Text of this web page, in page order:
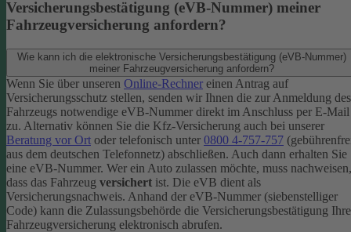
Versicherungsbestätigung (eVB-Nummer) meiner
Fahrzeugversicherung anfordern?
Wie kann ich die elektronische Versicherungsbestätigung (eVB-Nummer)
meiner Fahrzeugversicherung anfordern?
Wenn Sie über unseren Online-Rechner einen Antrag auf
Versicherungsschutz stellen, senden wir Ihnen die zur Anmeldung des
Fahrzeugs notwendige eVB-​Nummer direkt im Anschluss per E-Mail
zu. Alternativ können Sie die Kfz-​Versicherung auch bei unserer
Beratung vor Ort oder telefonisch unter 0800 4-​757-757
aus dem deutschen Telefonnetz) abschließen. Auch dann erhalten Sie
eine eVB-Nummer. Wer ein Auto zulassen möchte, muss nachweisen,
dass das Fahrzeug versichert ist. Die eVB dient als
Versicherungsnachweis. Anhand der eVB-Nummer (siebenstelliger
Code) kann die Zulassungsbehörde die Versicherungsbestätigung
Fahrzeugversicherung elektronisch abrufen.